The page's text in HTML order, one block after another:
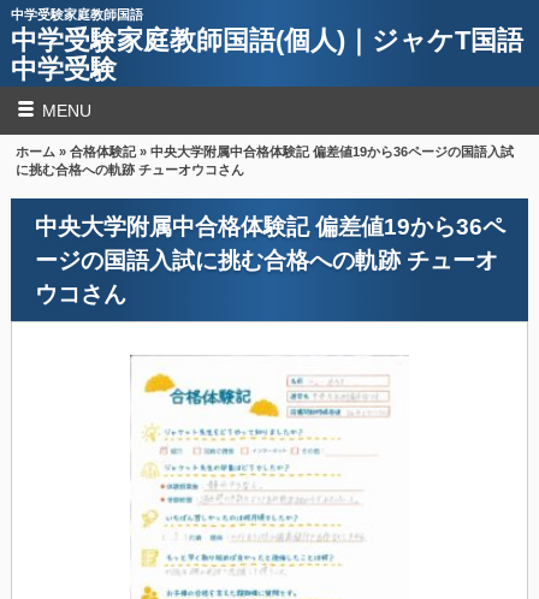
中学受験家庭教師国語
中学受験家庭教師国語(個人)｜ジャケT国語
中学受験
MENU
ホーム »合格体験記» 中央大学附属中合格体験記 偏差値19から36ページの国語入試
に挑む合格への軌跡 チューオウコさん
中央大学附属中合格体験記 偏差値19から36ペ
ージの国語入試に挑む合格への軌跡 チューオ
ウコさん